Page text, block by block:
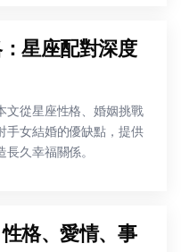
星座配對深度
文從星座性格、婚姻挑戰
手女結婚的優缺點，提供
久幸福關係。
格、愛情、事